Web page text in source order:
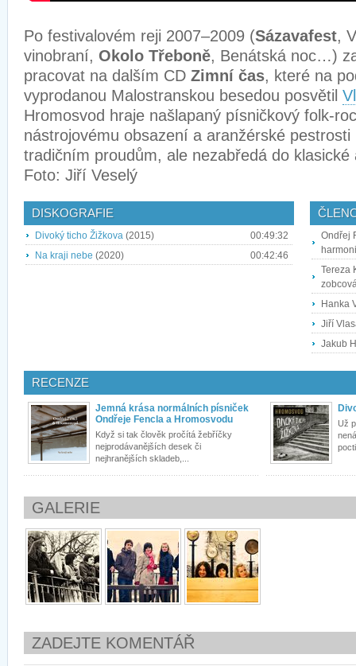
Po festivalovém reji 2007–2009 (Sázavafest,
vinobraní, Okolo Třeboně, Benátská noc…)
pracovat na dalším CD Zimní čas, které na
vyprodanou Malostranskou besedou posvětil
Hromosvod hraje našlapaný písničkový folk-
nástrojovému obsazení a aranžérské
tradičním proudům, ale nezabředá do klasické
Foto: Jiří Veselý
DISKOGRAFIE
Divoký ticho Žižkova (2015)
00:49:32
Na kraji nebe (2020) 00:42:46
Ondřej
Tereza
Hanka
Jiří
Jakub
RECENZE
Jemná krása normálních písniček
Ondřeje Fencla a Hromosvodu
Když si tak člověk pročítá žebříčky
nejprodávanějších desek či
nejhranějších skladeb,...
Už
GALERIE
ZADEJTE KOMENTÁŘ